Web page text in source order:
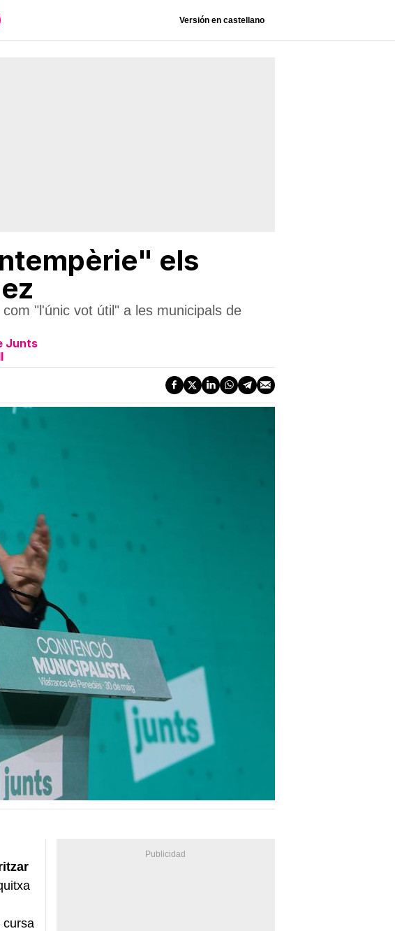
Versión en castellano
els
"l'únic vot útil" a les municipals de
Junts
cursa